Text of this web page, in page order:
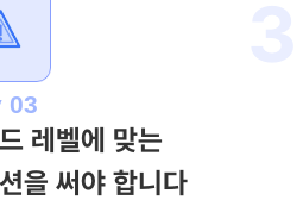
03
레벨에 맞는
을 써야 합니다